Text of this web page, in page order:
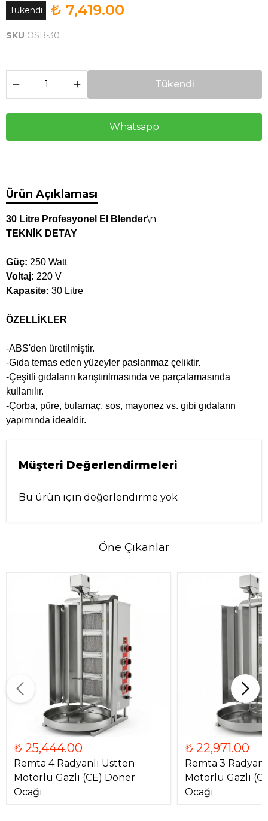
Tükendi ₺ 7,419.00
SKU OSB-30
Tükendi
Whatsapp
Ürün Açıklaması
30 Litre Profesyonel El Blender\n
TEKNİK DETAY
Güç: 250 Watt
Voltaj: 220 V
Kapasite: 30 Litre
ÖZELLİKLER
-ABS'den üretilmiştir.
-Gıda temas eden yüzeyler paslanmaz çeliktir.
-Çeşitli gıdaların karıştırılmasında ve parçalamasında
kullanılır.
-Çorba, püre, bulamaç, sos, mayonez vs. gibi gıdaların
yapımında idealdir.
Müşteri Değerlendirmeleri
Bu ürün için değerlendirme yok
Öne Çıkanlar
₺ 25,444.00
Remta 4 Radyanlı Üstten
Motorlu Gazlı (CE) Döner
Ocağı
₺ 22,971.00
Remta 3
Motorlu Gazlı
Ocağı